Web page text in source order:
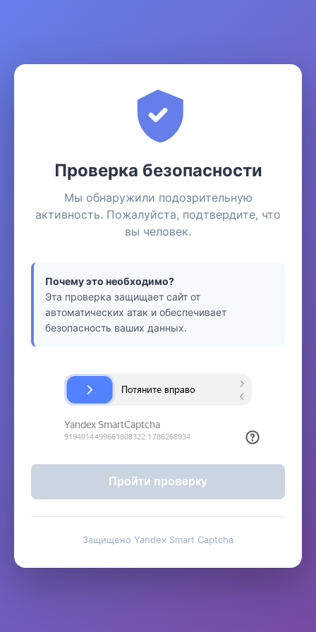
Проверка безопасности
Мы обнаружили подозрительную
активность. Пожалуйста, подтвердите, что
вы человек.
Почему это необходимо?
Эта проверка защищает сайт от
автоматических атак и обеспечивает
безопасность ваших данных.
Пройти проверку
Защищено Yandex Smart Captcha